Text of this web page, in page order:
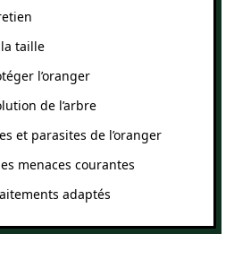
taille
l’oranger
de l’arbre
et parasites de l’oranger
menaces courantes
adaptés